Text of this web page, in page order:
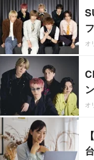
オ
オ